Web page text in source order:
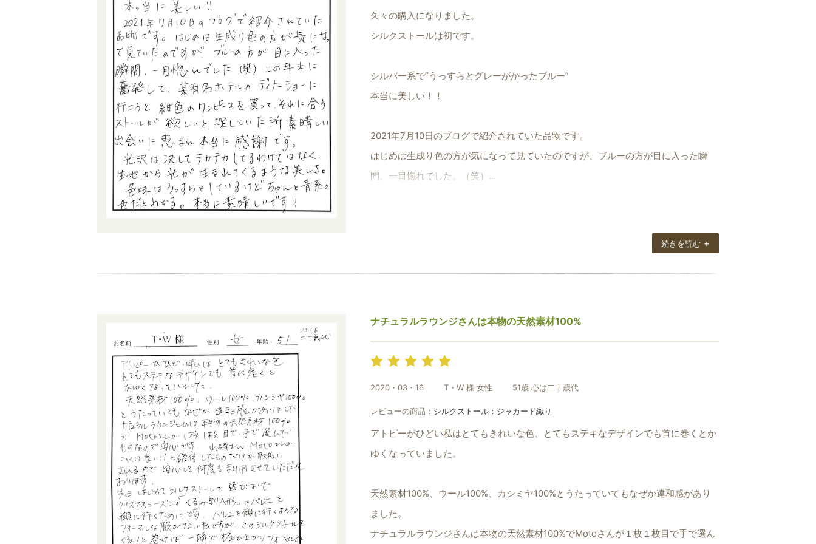
久々の購入になりました。
シルクストールは初です。
シルバー系で”うっすらとグレーがかったブルー”
本当に美しい！！
2021年7月10日のブログで紹介されていた品物です。
はじめは生成り色の方が気になって見ていたのですが、ブルーの方が目に入った瞬
間、一目惚れでした。（笑）
ってそれに合うストールが欲しいと探していた所、素晴らしい出合いに恵まれ本当に
さ。
本当に素晴らしいです！！
続きを読む +
ナチュラルラウンジさんは本物の天然素材100%
2020・03・16 T・W 様 女性 51歳 心は二十歳代
レビューの商品： シルクストール：ジャカード織り
アトピーがひどい私はとてもきれいな色、とてもステキなデザインでも首に巻くとか
ゆくなっていました。
天然素材100%、ウール100%、カシミヤ100%とうたっていてもなぜか違和感があり
ました。
ナチュラルラウンジさんは本物の天然素材100%でMotoさんが１枚１枚目で手で選ん